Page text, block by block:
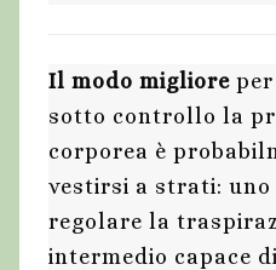
Il modo migliore
sotto controllo la
corporea è
vestirsi a strati:
regolare la
intermedio capace